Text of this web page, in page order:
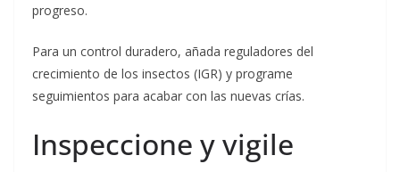
progreso.
Para un control duradero, añada reguladores del
crecimiento de los insectos (IGR) y programe
seguimientos para acabar con las nuevas crías.
Inspeccione y vigile